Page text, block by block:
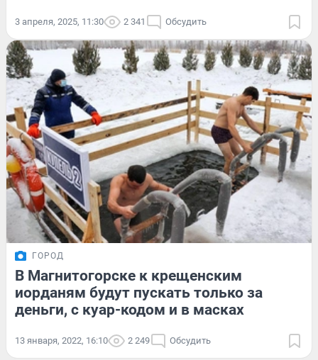
3 апреля, 2025, 11:30 2 341 Обсудить
ГОРОД
В Магнитогорске к крещенским
иорданям будут пускать только за
деньги, с куар-кодом и в масках
13 января, 2022, 16:10 2 249 Обсудить